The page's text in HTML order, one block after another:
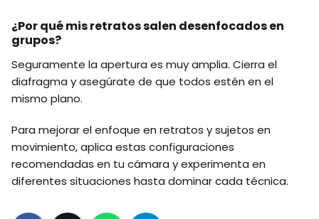
¿Por qué mis retratos salen desenfocados en
grupos?
Seguramente la apertura es muy amplia. Cierra el
diafragma y asegúrate de que todos estén en el
mismo plano.
Para mejorar el enfoque en retratos y sujetos en
movimiento, aplica estas configuraciones
recomendadas en tu cámara y experimenta en
diferentes situaciones hasta dominar cada técnica.